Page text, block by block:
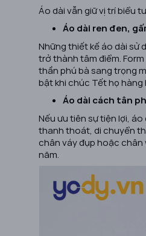
Áo dài vẫn giữ vị trí biểu
Áo dài ren đen,
Những thiết kế áo dài sử
trở thành tâm điểm.
thần phú bà sang trọng
bật khi chúc Tết họ hàng
Áo dài cách tân
Nếu ưu tiên sự tiện lợi,
thanh thoát, di chuyển
chân váy đụp hoặc chân
năm.